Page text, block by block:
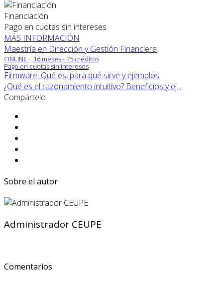
Financiación
Pago en cuotas sin intereses
MÁS INFORMACIÓN
Maestría en Dirección y Gestión Financiera
ONLINE
16 meses - 75 créditos
Pago en cuotas sin intereses
Firmware: Qué es, para qué sirve y ejemplos
¿Qué es el razonamiento intuitivo? Beneficios y ej...
Compártelo
Sobre el autor
Administrador CEUPE
Comentarios